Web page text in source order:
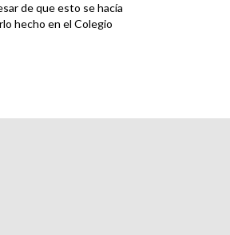
de que esto se hacía
hecho en el Colegio